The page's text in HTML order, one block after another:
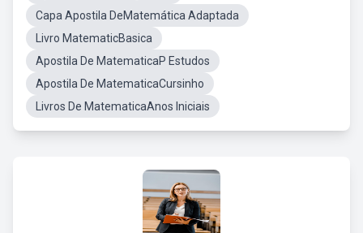
Capa Apostila DeMatemática Adaptada
Livro MatematicBasica
Apostila De MatematicaP Estudos
Apostila De MatematicaCursinho
Livros De MatematicaAnos Iniciais